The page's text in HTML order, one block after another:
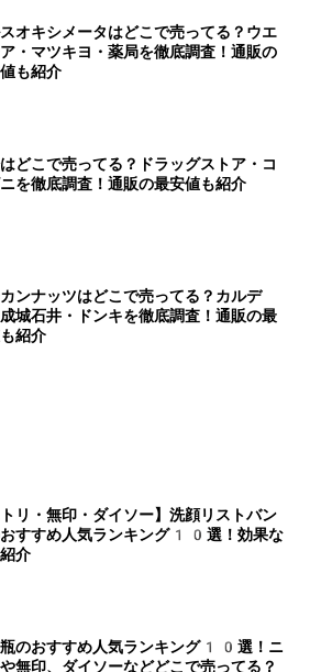
オキシメータはどこで売ってる？ウエ
・マツキヨ・薬局を徹底調査！通販の
も紹介
どこで売ってる？ドラッグストア・コ
を徹底調査！通販の最安値も紹介
ンナッツはどこで売ってる？カルデ
城石井・ドンキを徹底調査！通販の最
紹介
トリ・無印・ダイソー】洗顔リストバン
おすすめ人気ランキング10選！効果な
介
のおすすめ人気ランキング10選！ニ
や無印、ダイソーなどどこで売ってる？